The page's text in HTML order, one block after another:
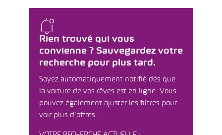
Rien trouvé qui vous
convienne ? Sauvegardez votre
recherche pour plus tard.
Soyez automatiquement notifié dès que
la voiture de vos rêves est en ligne. Vous
pouvez également ajuster les filtres pour
voir plus d'offres.